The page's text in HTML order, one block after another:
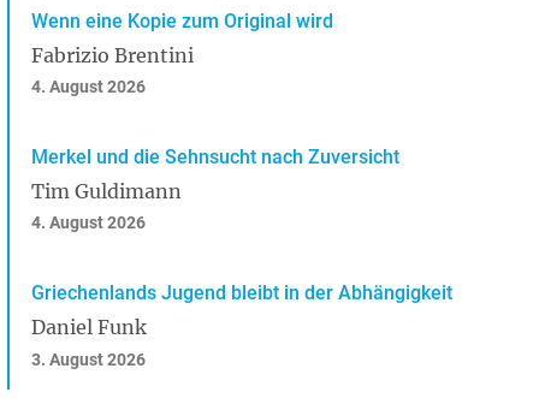
Wenn eine Kopie zum Original wird
Fabrizio Brentini
4. August 2026
Merkel und die Sehnsucht nach Zuversicht
Tim Guldimann
4. August 2026
Griechenlands Jugend bleibt in der Abhängigkeit
Daniel Funk
3. August 2026